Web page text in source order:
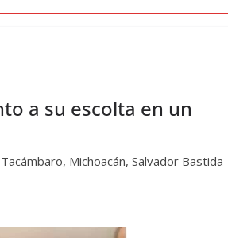
a su escolta en un
Michoacán, Salvador Bastida